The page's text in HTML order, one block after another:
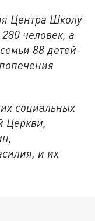
Центра Школу
человек, а
88 детей-
социальных
Церкви,
и их